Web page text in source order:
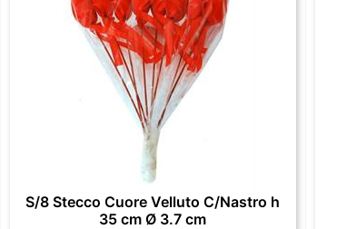
S/8 Stecco Cuore Velluto C/Nastro h
35 cm Ø 3.7 cm